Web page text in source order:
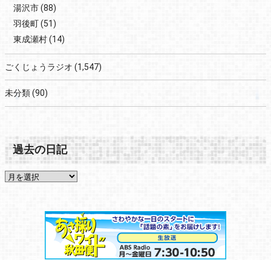
湯沢市(88)
羽後町(51)
東成瀬村(14)
ごくじょうラジオ (1,547)
未分類(90)
過去の日記